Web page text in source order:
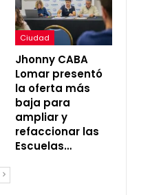
Ciudad
Jhonny CABA
Lomar presentó
la oferta más
baja para
ampliar y
refaccionar las
Escuelas…